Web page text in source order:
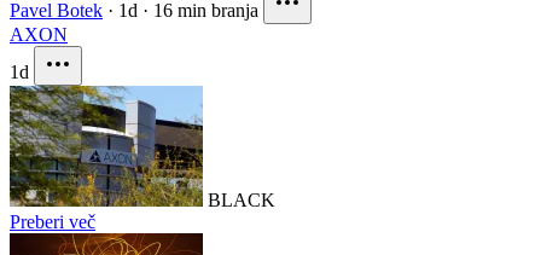
Pavel Botek · 1d · 16 min branja
AXON
1d
BLACK
Preberi več